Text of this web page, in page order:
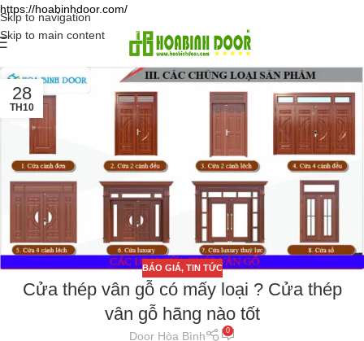
https://hoabinhdoor.com/
Skip to navigation
Skip to main content
28
TH10
BÁO GIÁ, TIN TỨC
Cửa thép vân gỗ có mấy loại ? Cửa thép
vân gỗ hãng nào tốt
Door Hòa Bình 0